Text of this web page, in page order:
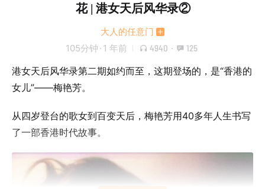
花 | 港女天后风华录②
大人的任意门
105分钟 · 1 年前 4940 · 125
港女天后风华录第二期如约而至，这期登场的，是“香港的
女儿”——梅艳芳。
从四岁登台的歌女到百变天后，梅艳芳用40多年人生书写
了一部香港时代故事。